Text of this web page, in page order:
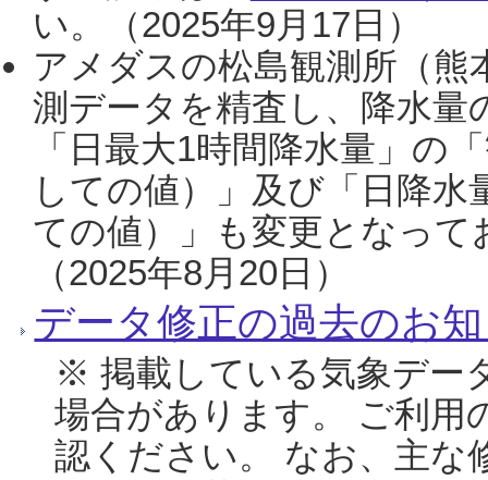
い。（2025年9月17日）
アメダスの松島観測所（熊
測データを精査し、降水
「日最大1時間降水量」の
しての値）」及び「日降
ての値）」も変更となっ
（2025年8月20日）
データ修正の過去のお
※ 掲載している気象デー
場合があります。 ご利用
認ください。 なお、主な